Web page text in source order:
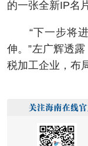
的一张全新IP名片
“下一步将进
伸。”左广辉透
税加工企业，布